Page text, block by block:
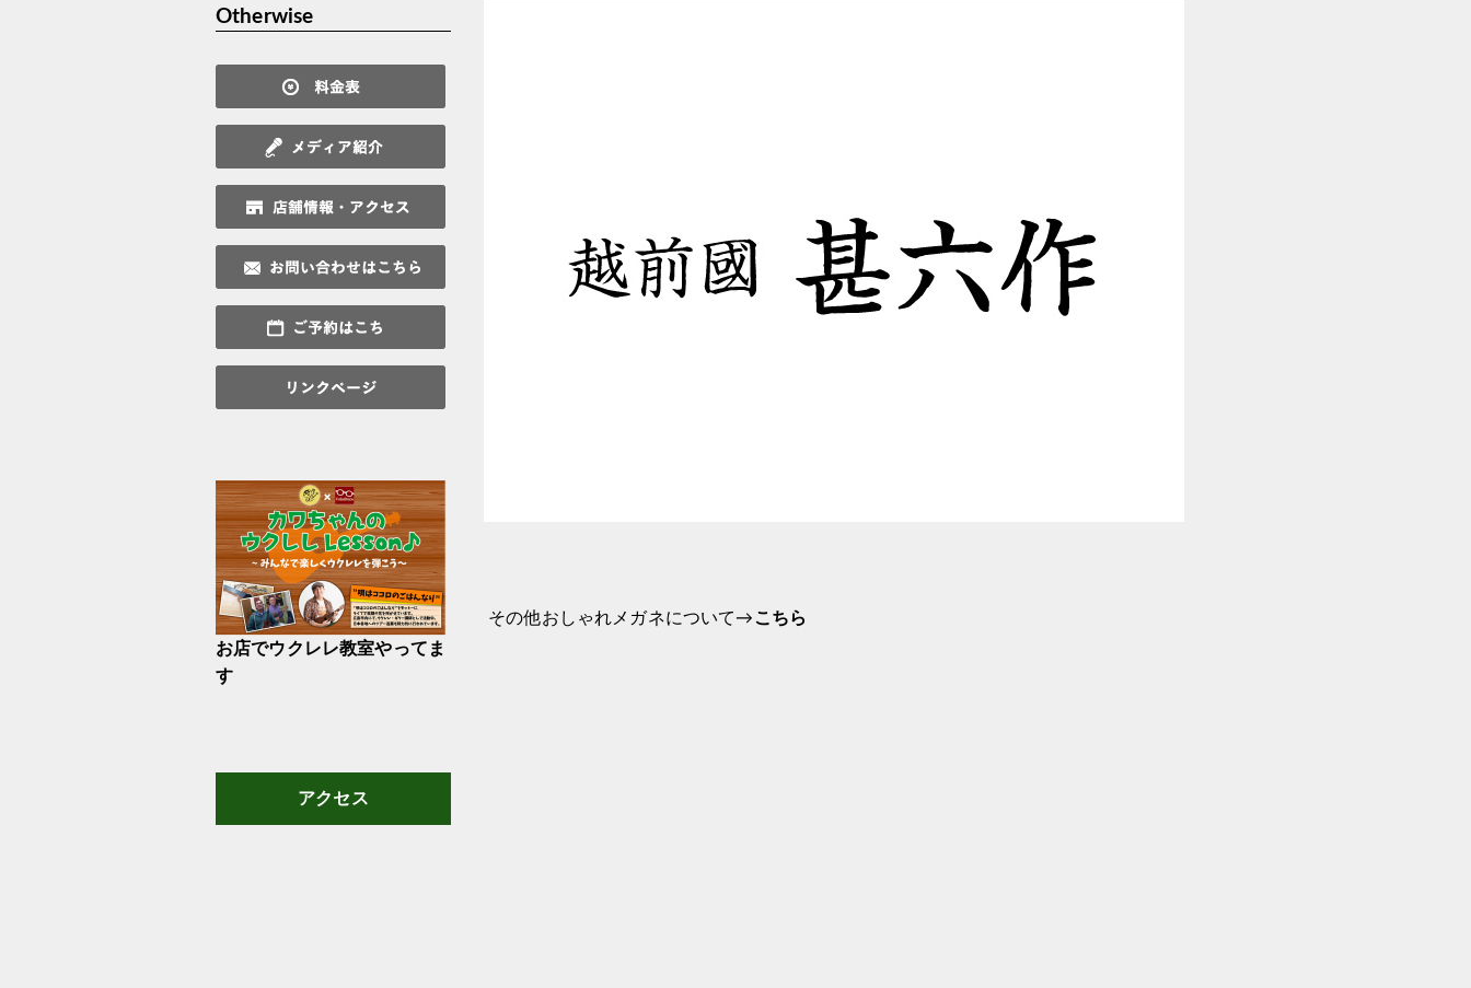
その他おしゃれメガネについて→ こちら
Otherwise
お店でウクレレ教室やってま
す
アクセス